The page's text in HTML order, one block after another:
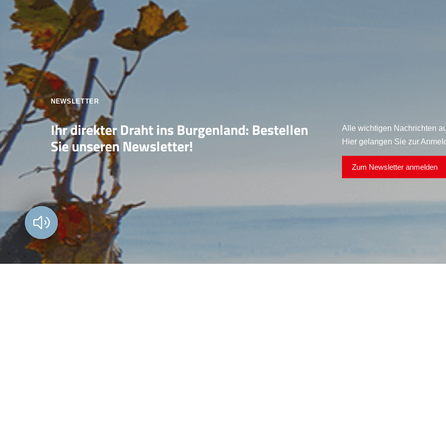
Vorlesen?
NEWSLETTER
Ihr direkter Draht ins Burgenland: Bestellen
Sie unseren Newsletter!
Alle wichtigen Nachrichten
Hier gelangen Sie zur
Zum Newsletter anmelden